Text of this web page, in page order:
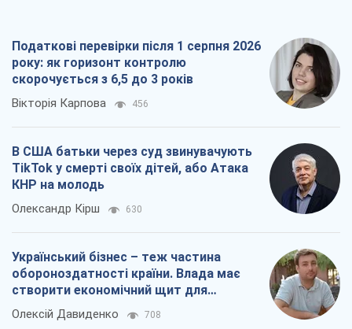
Податкові перевірки після 1 серпня 2026
року: як горизонт контролю
скорочується з 6,5 до 3 років
Вікторія Карпова 456
В США батьки через суд звинувачують
TikTok у смерті своїх дітей, або Атака
КНР на молодь
Олександр Кірш 630
Український бізнес – теж частина
обороноздатності країни. Влада має
створити економічний щит для
компаній
Олексій Давиденко 708